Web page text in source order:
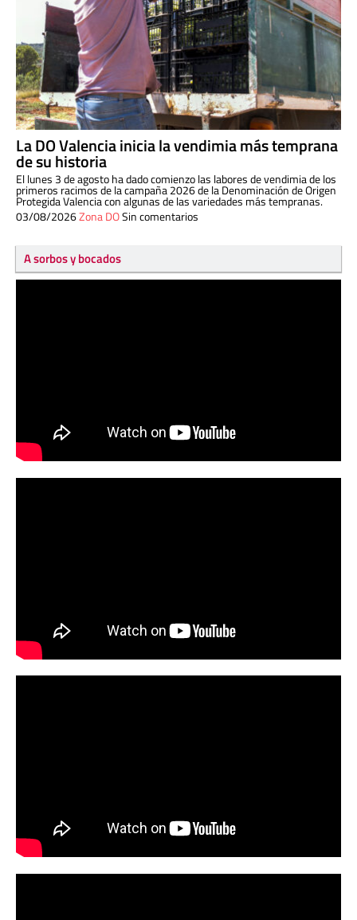
La DO Valencia inicia la vendimia más temprana
de su historia
El lunes 3 de agosto ha dado comienzo las labores de vendimia de los
primeros racimos de la campaña 2026 de la Denominación de Origen
Protegida Valencia con algunas de las variedades más tempranas.
03/08/2026Zona DOSin comentarios
A sorbos y bocados